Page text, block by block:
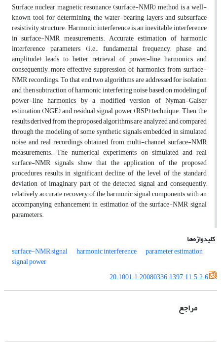
Surface nuclear magnetic resonance (surface-NMR) method is a well-
known tool for determining the water-bearing layers and subsurface
resistivity structure. Harmonic interference is an inevitable interference
in surface-NMR measurements. Accurate estimation of harmonic
interference parameters (i.e., fundamental frequency, phase and
amplitude) leads to better retrieval of power-line harmonics and
consequently, more effective suppression of harmonics from surface-
NMR recordings. To that end, two algorithms are addressed for isolation
and then subtraction of harmonic interfering noise based on modeling of
power-line harmonics by a modified version of Nyman-Gaiser
estimation (NGE) and residual signal power (RSP) technique. Then, the
results derived from the proposed algorithms are analyzed and compared
through the modeling of some synthetic signals embedded in simulated
noise and real recordings obtained from multi-channel surface-NMR
measurements. The numerical experiments on simulated and real
surface-NMR signals show that the application of the proposed
procedures results in significant decline of the level of the standard
deviation of imaginary part of the detected signal and consequently,
relatively accurate recovery of the harmonic signal components with an
accompanying enhancement in estimation of the surface-NMR signal
parameters.
کلیدواژه‌ها
surface-NMR signal
harmonic interference parameter estimation
signal power
20.1001.1.20080336.1397.11.5.2.6
مراجع